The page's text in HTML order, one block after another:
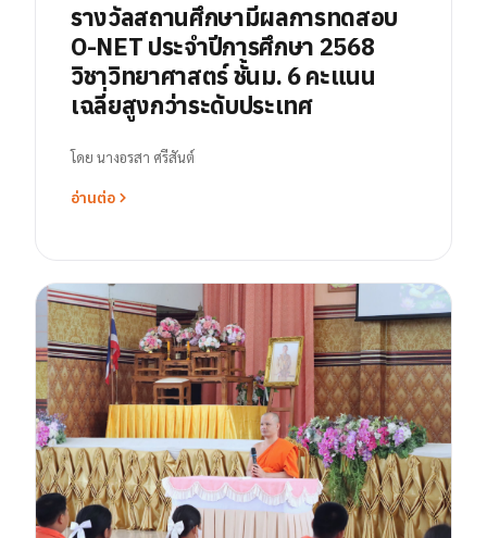
รางวัลสถานศึกษามีผลการทดสอบ
O-NET ประจำปีการศึกษา 2568
วิชาวิทยาศาสตร์ ชั้นม. 6 คะแนน
เฉลี่ยสูงกว่าระดับประเทศ
โดย นางอรสา ศรีสันต์
อ่านต่อ